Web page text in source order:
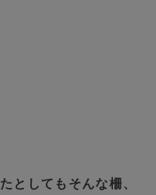
としてもそんな柵、